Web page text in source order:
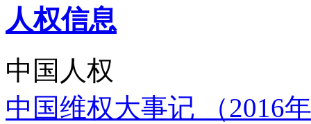
人权信息
中国人权
中国维权大事记 （2016